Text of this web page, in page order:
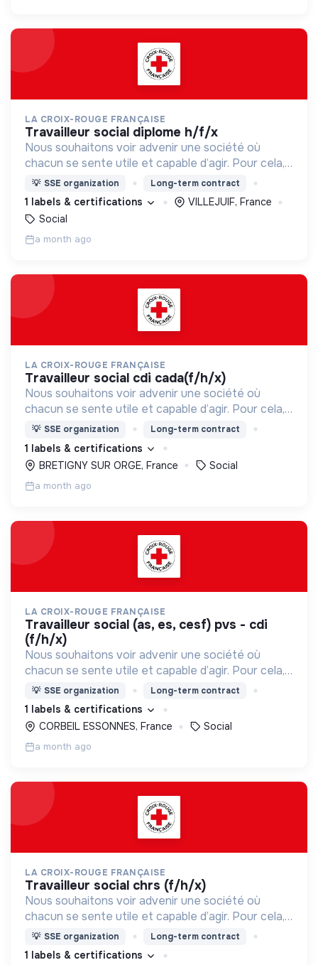
LA CROIX-ROUGE FRANÇAISE
travailleur social diplome h/f/x
Nous souhaitons voir advenir une société où
chacun se sente utile et capable d’agir. Pour cela,
nous proposons des moyens et des lieux
d’engagement innovants et adaptés à tous.
💡 SSE organization Long-term contract
1 labels & certifications
VILLEJUIF, France
Social
a month ago
LA CROIX-ROUGE FRANÇAISE
travailleur social cdi cada(f/h/x)
Nous souhaitons voir advenir une société où
chacun se sente utile et capable d’agir. Pour cela,
nous proposons des moyens et des lieux
d’engagement innovants et adaptés à tous.
💡 SSE organization Long-term contract
1 labels & certifications
BRETIGNY SUR ORGE, France
Social
a month ago
LA CROIX-ROUGE FRANÇAISE
travailleur social (as, es, cesf) pvs - cdi
(f/h/x)
Nous souhaitons voir advenir une société où
chacun se sente utile et capable d’agir. Pour cela,
nous proposons des moyens et des lieux
d’engagement innovants et adaptés à tous.
💡 SSE organization Long-term contract
1 labels & certifications
CORBEIL ESSONNES, France
Social
a month ago
LA CROIX-ROUGE FRANÇAISE
travailleur social chrs (f/h/x)
Nous souhaitons voir advenir une société où
chacun se sente utile et capable d’agir. Pour cela,
nous proposons des moyens et des lieux
d’engagement innovants et adaptés à tous.
💡 SSE organization Long-term contract
1 labels & certifications